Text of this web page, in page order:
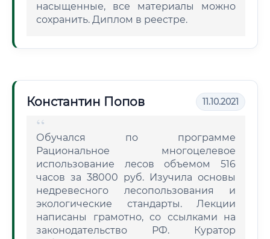
насыщенные, все материалы можно
сохранить. Диплом в реестре.
Константин Попов 11.10.2021
Обучался по программе
Рациональное многоцелевое
использование лесов объемом 516
часов за 38000 руб. Изучила основы
недревесного лесопользования и
экологические стандарты. Лекции
написаны грамотно, со ссылками на
законодательство РФ. Куратор